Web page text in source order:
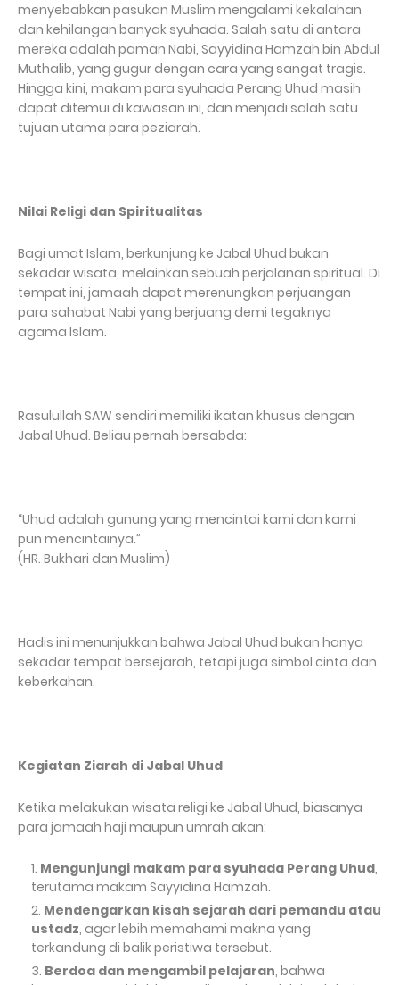
menyebabkan pasukan Muslim mengalami kekalahan
dan kehilangan banyak syuhada. Salah satu di antara
mereka adalah paman Nabi, Sayyidina Hamzah bin Abdul
Muthalib, yang gugur dengan cara yang sangat tragis.
Hingga kini, makam para syuhada Perang Uhud masih
dapat ditemui di kawasan ini, dan menjadi salah satu
tujuan utama para peziarah.
Nilai Religi dan Spiritualitas
Bagi umat Islam, berkunjung ke Jabal Uhud bukan
sekadar wisata, melainkan sebuah perjalanan spiritual. Di
tempat ini, jamaah dapat merenungkan perjuangan
para sahabat Nabi yang berjuang demi tegaknya
agama Islam.
Rasulullah SAW sendiri memiliki ikatan khusus dengan
Jabal Uhud. Beliau pernah bersabda:
“Uhud adalah gunung yang mencintai kami dan kami
pun mencintainya.”
(HR. Bukhari dan Muslim)
Hadis ini menunjukkan bahwa Jabal Uhud bukan hanya
sekadar tempat bersejarah, tetapi juga simbol cinta dan
keberkahan.
Kegiatan Ziarah di Jabal Uhud
Ketika melakukan wisata religi ke Jabal Uhud, biasanya
para jamaah haji maupun umrah akan:
Mengunjungi makam para syuhada Perang Uhud,
terutama makam Sayyidina Hamzah.
Mendengarkan kisah sejarah dari pemandu atau
ustadz, agar lebih memahami makna yang
terkandung di balik peristiwa tersebut.
Berdoa dan mengambil pelajaran, bahwa